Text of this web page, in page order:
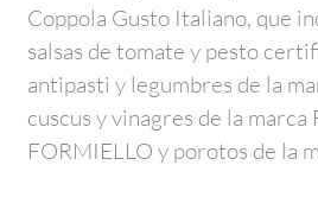
Coppola Gusto Italiano, que
salsas de tomate y pesto
antipasti y legumbres de la
cuscus y vinagres de la marca
FORMIELLO y porotos de la